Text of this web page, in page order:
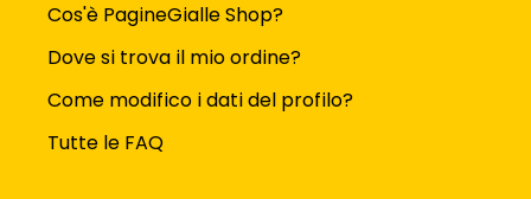
Cos'è PagineGialle Shop?
Dove si trova il mio ordine?
Come modifico i dati del profilo?
Tutte le FAQ